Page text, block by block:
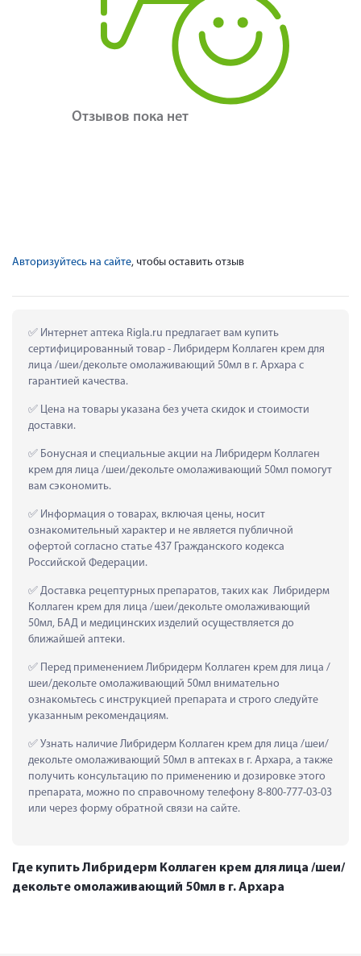
Отзывов пока нет
Авторизуйтесь на сайте, чтобы оставить отзыв
Интернет аптека Rigla.ru предлагает вам купить
сертифицированный товар - Либридерм Коллаген крем для
лица /шеи/декольте омолаживающий 50мл в г. Архара с
гарантией качества.
Цена на товары указана без учета скидок и стоимости
доставки.
Бонусная и специальные акции на Либридерм Коллаген
крем для лица /шеи/декольте омолаживающий 50мл помогут
вам сэкономить.
Информация о товарах, включая цены, носит
ознакомительный характер и не является публичной
офертой согласно статье 437 Гражданского кодекса
Российской Федерации.
Доставка рецептурных препаратов, таких как  Либридерм
Коллаген крем для лица /шеи/декольте омолаживающий
50мл, БАД и медицинских изделий осуществляется до
ближайшей аптеки.
Перед применением Либридерм Коллаген крем для лица /
шеи/декольте омолаживающий 50мл внимательно
ознакомьтесь с инструкцией препарата и строго следуйте
указанным рекомендациям.
Узнать наличие Либридерм Коллаген крем для лица /шеи/
декольте омолаживающий 50мл в аптеках в г. Архара, а также
получить консультацию по применению и дозировке этого
препарата, можно по справочному телефону 8-800-777-03-03
или через форму обратной связи на сайте.
Где купить Либридерм Коллаген крем для лица /шеи/
декольте омолаживающий 50мл в г. Архара